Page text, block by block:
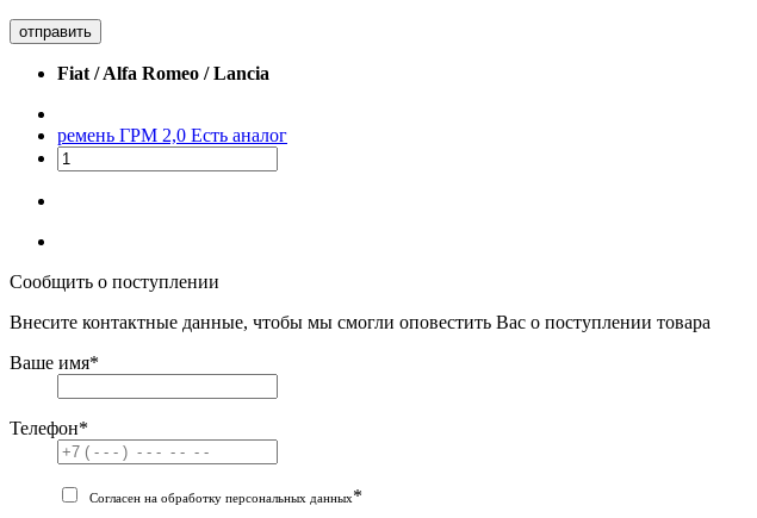
отправить
Fiat / Alfa Romeo / Lancia
ремень ГРМ 2,0 Есть аналог
Сообщить о поступлении
Внесите контактные данные, чтобы мы смогли оповестить Вас о поступлении товара
Ваше имя*
Телефон*
Согласен на обработку персональных данных*